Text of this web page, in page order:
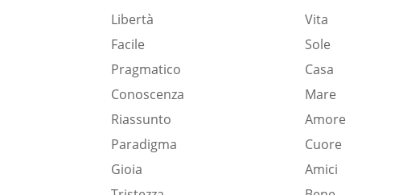
Libertà
Facile
Pragmatico
Conoscenza
Riassunto
Paradigma
Gioia
Vita
Sole
Casa
Mare
Amore
Cuore
Amici